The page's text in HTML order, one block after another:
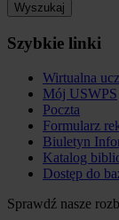
Wyszukaj
Szybkie linki
Wirtualna
Mój USWPS
Poczta
Formularz
Biuletyn
Katalog
Dostęp do
Sprawdź nasze